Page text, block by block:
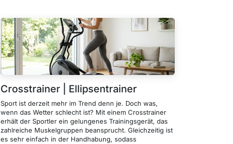
Crosstrainer | Ellipsentrainer
Sport ist derzeit mehr im Trend denn je. Doch was,
wenn das Wetter schlecht ist? Mit einem Crosstrainer
erhält der Sportler ein gelungenes Trainingsgerät, das
zahlreiche Muskelgruppen beansprucht. Gleichzeitig ist
es sehr einfach in der Handhabung, sodass